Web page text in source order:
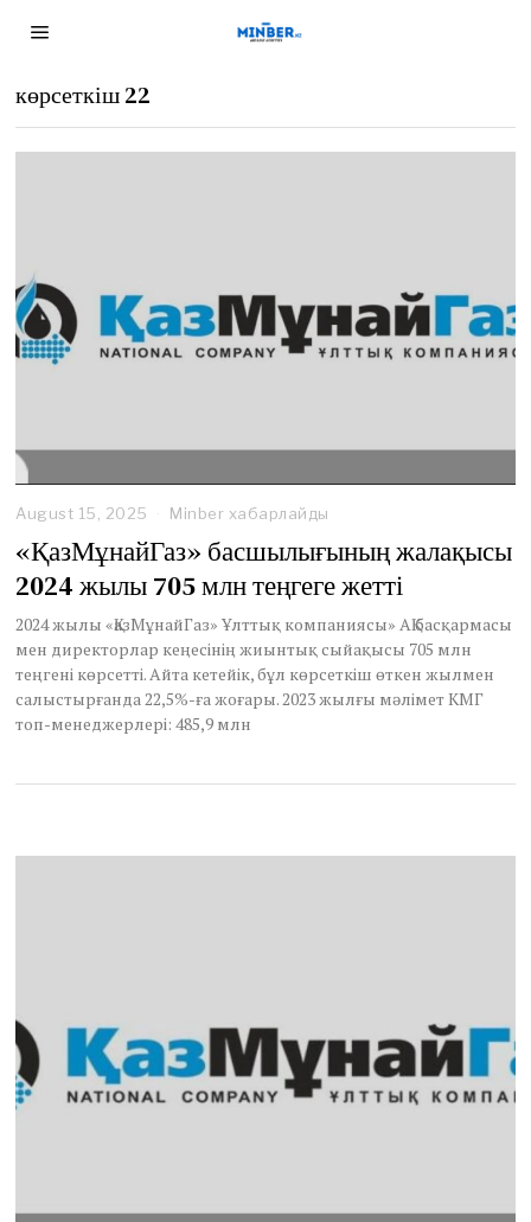
көрсеткіш 22
August 15, 2025 Minber хабарлайды
«ҚазМұнайГаз» басшылығының жалақысы
2024 жылы 705 млн теңгеге жетті
2024 жылы «ҚазМұнайГаз» Ұлттық компаниясы» АҚ басқармасы
мен директорлар кеңесінің жиынтық сыйақысы 705 млн
теңгені көрсетті. Айта кетейік, бұл көрсеткіш өткен жылмен
салыстырғанда 22,5%-ға жоғары. 2023 жылғы мәлімет КМГ
топ-менеджерлері: 485,9 млн